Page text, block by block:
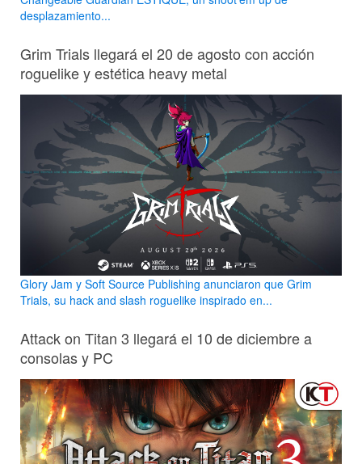
desplazamiento...
Grim Trials llegará el 20 de agosto con acción
roguelike y estética heavy metal
Glory Jam y Soft Source Publishing anunciaron que Grim
Trials, su hack and slash roguelike inspirado en...
Attack on Titan 3 llegará el 10 de diciembre a
consolas y PC